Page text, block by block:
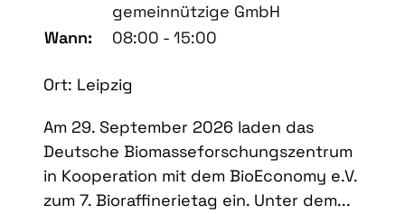
gemeinnützige GmbH
Wann:
08:00 - 15:00
Ort: Leipzig
Am 29. September 2026 laden das
Deutsche Biomasseforschungszentrum
in Kooperation mit dem BioEconomy e.V.
zum 7. Bioraffinerietag ein. Unter dem...